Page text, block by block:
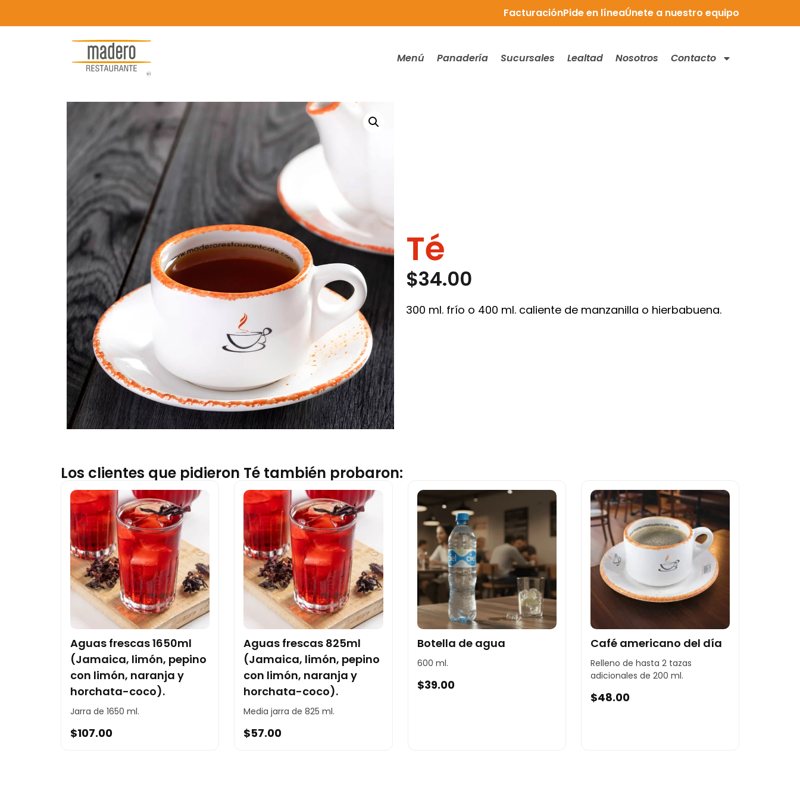
FacturaciónPide en líneaÚnete a nuestro equipo
Menú Panadería Sucursales Lealtad Nosotros Contacto
Té
$34.00
300 ml. frío o 400 ml. caliente de manzanilla o hierbabuena.
Los clientes que pidieron Té también probaron:
Aguas frescas 1650ml
(Jamaica, limón, pepino
con limón, naranja y
horchata-coco).
Jarra de 1650 ml.
$107.00
Aguas frescas 825ml
(Jamaica, limón, pepino
con limón, naranja y
horchata-coco).
Media jarra de 825 ml.
$57.00
Botella de agua
600 ml.
$39.00
Café americano del día
Relleno de hasta 2 tazas
adicionales de 200 ml.
$48.00